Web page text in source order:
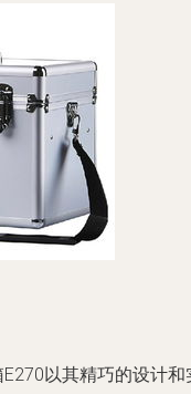
以其精巧的设计